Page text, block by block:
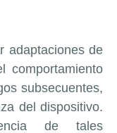
adaptaciones de
comportamiento
subsecuentes,
del dispositivo.
de tales